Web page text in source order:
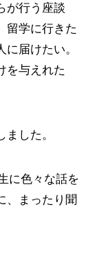
が行う座談
留学に行きた
届けたい。
を与えれた
した。
に色々な話を
、まったり聞